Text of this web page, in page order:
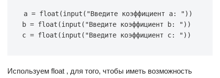
a = float(input("Введите коэффициент a: "))
b = float(input("Введите коэффициент b: "))
c = float(input("Введите коэффициент c: "))
Используем float , для того, чтобы иметь возможность